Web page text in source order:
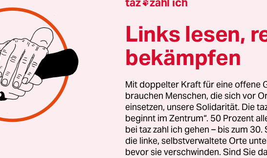
vom Hals? Indem man ihn mit Arbeit überschüttet. So
das offenbar die Verantwortlichen der „Danske Statsbaner“
staatlichen dänischen Bahn, als sie einen merkwürdigen
einem PR-Büro schlossen.
Auf Kosten der DSB und ohne Wissen des Betroffenen
freiberufliche Journalist mit anderen Aufträgen so
werden, dass er keine Kapazität für seine kritischen Bahn-
mehr haben würde. Das ließ sich die DSB dann jährlich

Links lesen,
bekämpfen
Mit doppelter Kraft für eine offene
brauchen Menschen, die sich vor
einsetzen, unsere Solidarität. Die
beginnt im Zentrum“. 50 Prozent
bei taz zahl ich gehen – bis zum
die linke, selbstverwaltete Orte
bevor sie verschwinden. Sind Sie